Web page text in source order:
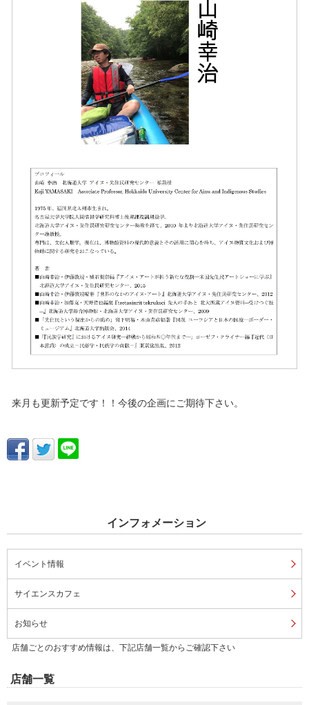
来月も更新予定です！！今後の企画にご期待下さい。
インフォメーション
イベント情報
サイエンスカフェ
お知らせ
店舗ごとのおすすめ情報は、下記店舗一覧からご確認下さい
店舗一覧